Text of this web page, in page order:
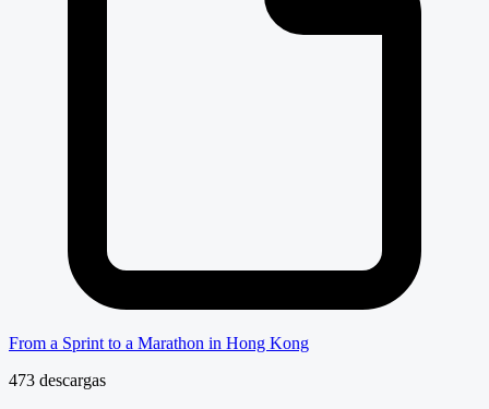
From a Sprint to a Marathon in Hong Kong
473 descargas